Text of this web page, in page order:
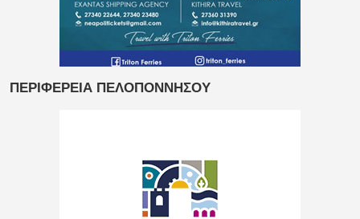
ΠΕΡΙΦΕΡΕΙΑ ΠΕΛΟΠΟΝΝΗΣΟΥ